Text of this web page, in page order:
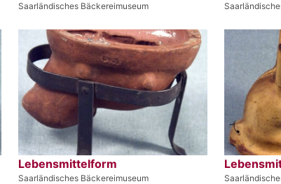
Saarländisches Bäckereimuseum
Lebensmittelform
Saarländisches Bäckereimuseum